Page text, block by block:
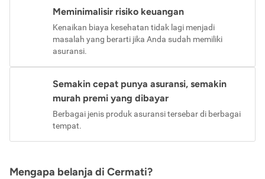
Meminimalisir risiko keuangan
Kenaikan biaya kesehatan tidak lagi menjadi
masalah yang berarti jika Anda sudah memiliki
asuransi.
Semakin cepat punya asuransi, semakin
murah premi yang dibayar
Berbagai jenis produk asuransi tersebar di berbagai
tempat.
Mengapa belanja di Cermati?